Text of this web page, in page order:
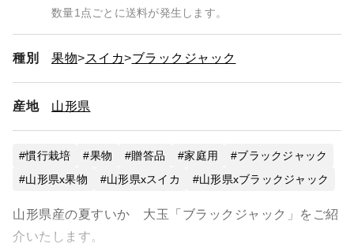
数量1点ごとに送料が発生します。
種別 果物 スイカ ブラックジャック
産地 山形県
慣行栽培 果物 贈答品 家庭用
ブラックジャック
山形県x果物
山形県xスイカ 山形県xブラックジャック
山形県産の夏すいか 大玉「ブラックジャック」をご紹
介いたします。